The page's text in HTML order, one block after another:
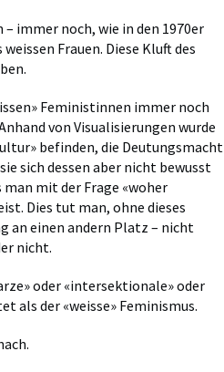
immer noch, wie in den 1970er
Frauen. Diese Kluft des
Feministinnen immer noch
von Visualisierungen wurde
befinden, die Deutungsmacht
sich dessen aber nicht bewusst
man mit der Frage «woher
Dies tut man, ohne dieses
an einen andern Platz – nicht
nicht.
oder «intersektionale» oder
als der «weisse» Feminismus.